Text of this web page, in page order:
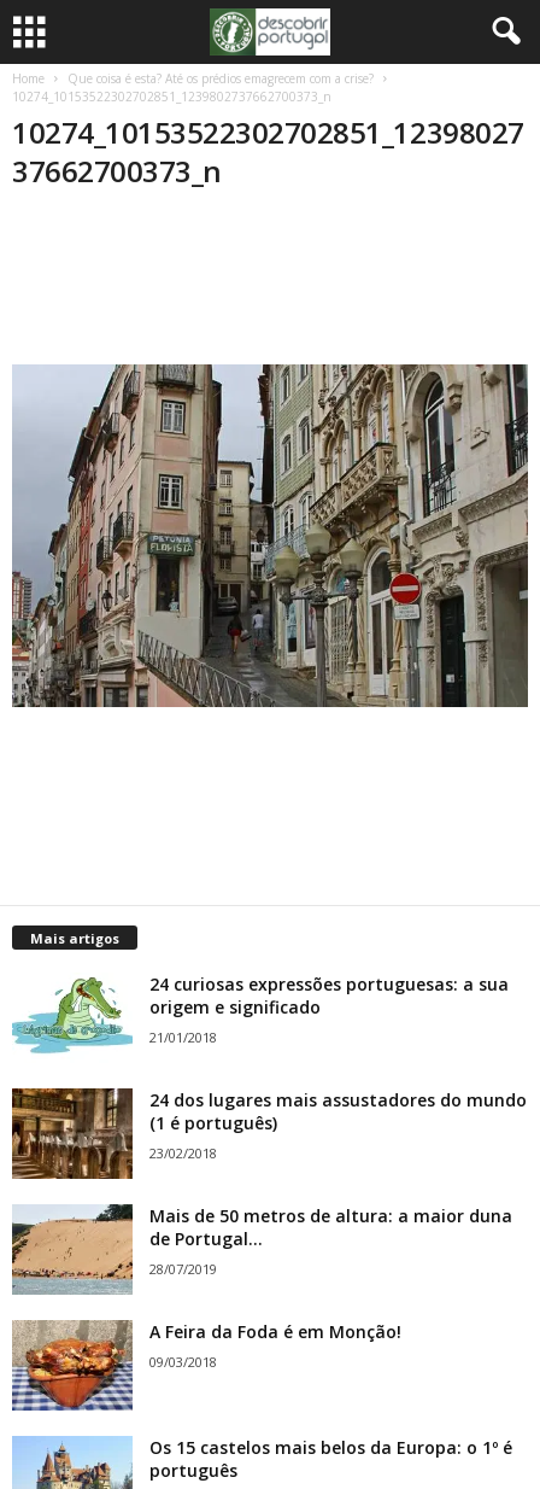
Home
Que coisa é esta? Até os prédios emagrecem com a crise?
10274_10153522302702851_1239802737662700373_n
10274_10153522302702851_12398027
37662700373_n
Mais artigos
24 curiosas expressões portuguesas: a sua
origem e significado
21/01/2018
24 dos lugares mais assustadores do mundo
(1 é português)
23/02/2018
Mais de 50 metros de altura: a maior duna
de Portugal...
28/07/2019
A Feira da Foda é em Monção!
09/03/2018
Os 15 castelos mais belos da Europa: o 1º é
português